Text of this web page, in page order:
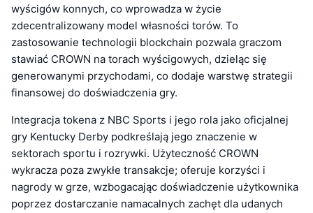
wyścigów konnych, co wprowadza w życie
zdecentralizowany model własności torów. To
zastosowanie technologii blockchain pozwala graczom
stawiać CROWN na torach wyścigowych, dzieląc się
generowanymi przychodami, co dodaje warstwę strategii
finansowej do doświadczenia gry.
Integracja tokena z NBC Sports i jego rola jako oficjalnej
gry Kentucky Derby podkreślają jego znaczenie w
sektorach sportu i rozrywki. Użyteczność CROWN
wykracza poza zwykłe transakcje; oferuje korzyści i
nagrody w grze, wzbogacając doświadczenie użytkownika
poprzez dostarczanie namacalnych zachęt dla udanych